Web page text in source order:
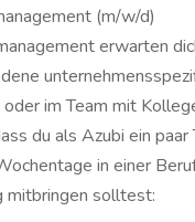
(m/w/d)
erwarten
im Team mit
du als Azubi ein
in einer
mitbringen solltest: